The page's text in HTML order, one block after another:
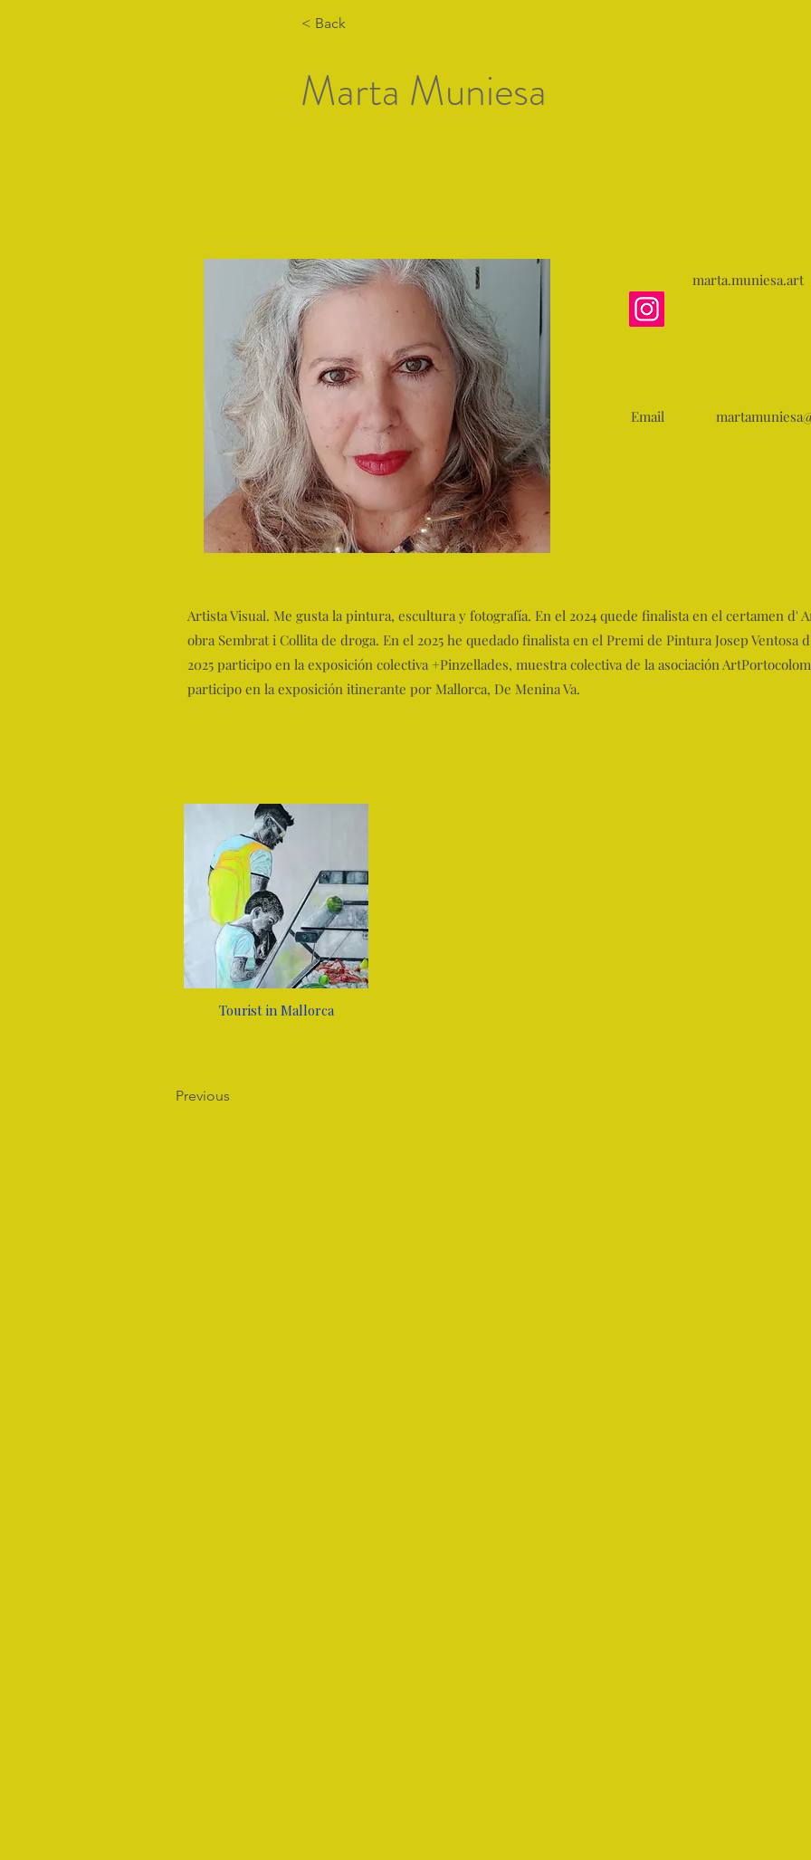
Artists of
< Back
Marta Muniesa
marta.muniesa.art
Email
Artista Visual. Me gusta la pintura, escultura y fotografía. En el 2024 quede finalista en el certamen d'
obra Sembrat i Collita de droga. En el 2025 he quedado finalista en el Premi de Pintura Josep Ventosa
2025 participo en la exposición colectiva +Pinzellades, muestra colectiva de la asociación
participo en la exposición itinerante por Mallorca, De Menina Va.
Tourist in Mallorca
Previous